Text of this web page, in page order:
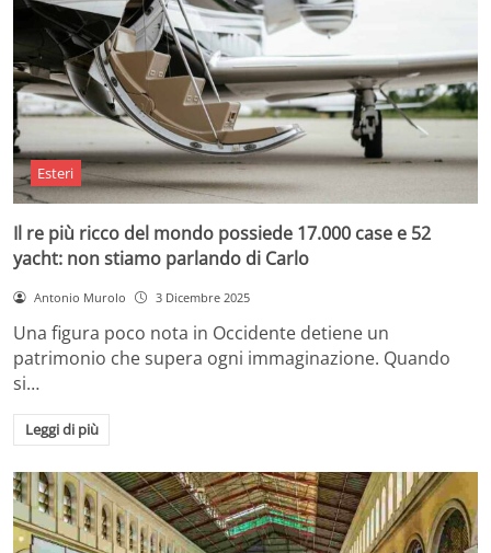
Esteri
Il re più ricco del mondo possiede 17.000 case e 52
yacht: non stiamo parlando di Carlo
Antonio Murolo 3 Dicembre 2025
Una figura poco nota in Occidente detiene un
patrimonio che supera ogni immaginazione. Quando
si…
Leggi di più